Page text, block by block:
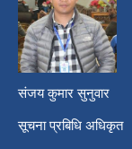
संजय कुमार सुनुवार
सूचना प्रबिधि अधिकृत